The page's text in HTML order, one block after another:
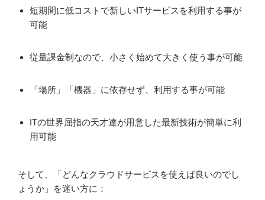
短期間に低コストで新しいITサービスを利用する事が
可能
従量課金制なので、小さく始めて大きく使う事が可能
「場所」「機器」に依存せず、利用する事が可能
ITの世界屈指の天才達が用意した最新技術が簡単に利
用可能
そして、「どんなクラウドサービスを使えば良いのでし
ょうか」を迷い方に：